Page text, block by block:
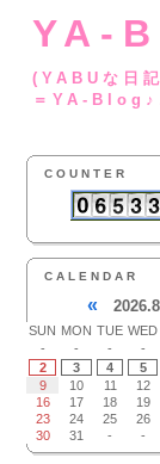
YA-
＝YA-
COUNTER
CALENDAR
«
SUN MON TUE WED
-
- - -
2
3 4 5
9
10 11 12
16
17 18 19
23
24 25 26
30
31 - -